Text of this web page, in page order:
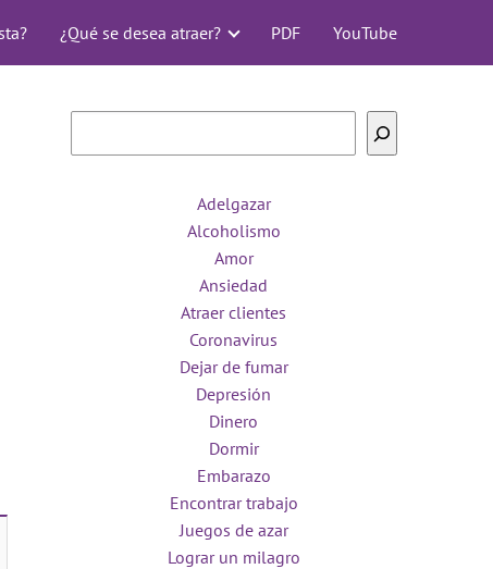
¿Qué se desea atraer? PDF YouTube
Adelgazar
Alcoholismo
Amor
Ansiedad
Atraer clientes
Coronavirus
Dejar de fumar
Depresión
Dinero
Dormir
Embarazo
Encontrar trabajo
Juegos de azar
Lograr un milagro